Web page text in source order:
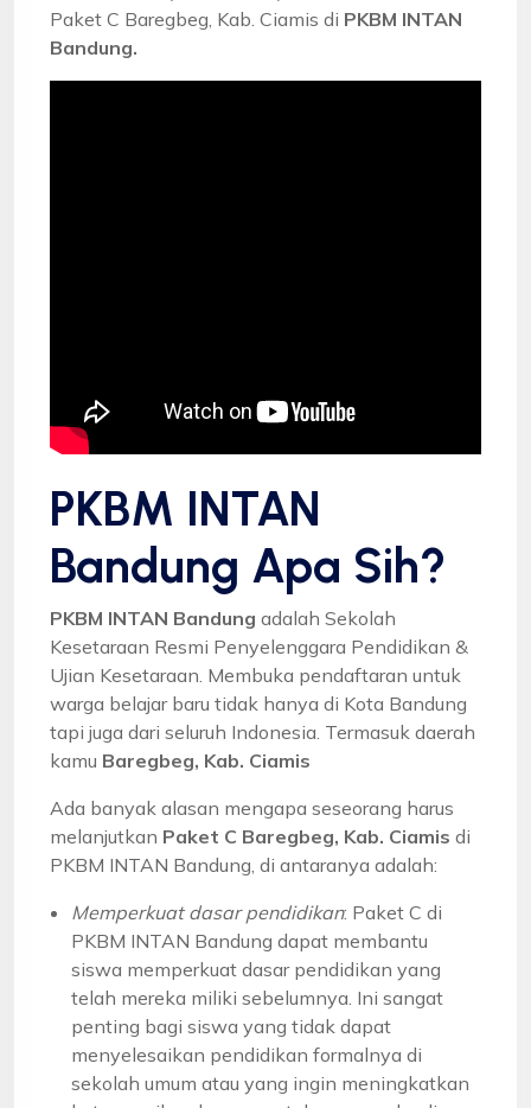
Paket C Baregbeg, Kab. Ciamis di PKBM INTAN
Bandung.
PKBM INTAN
Bandung Apa Sih?
PKBM INTAN Bandung adalah Sekolah
Kesetaraan Resmi Penyelenggara Pendidikan &
Ujian Kesetaraan. Membuka pendaftaran untuk
warga belajar baru tidak hanya di Kota Bandung
tapi juga dari seluruh Indonesia. Termasuk daerah
kamu Baregbeg, Kab. Ciamis
Ada banyak alasan mengapa seseorang harus
melanjutkan Paket C Baregbeg, Kab. Ciamis di
PKBM INTAN Bandung, di antaranya adalah:
Memperkuat dasar pendidikan: Paket C di
PKBM INTAN Bandung dapat membantu
siswa memperkuat dasar pendidikan yang
telah mereka miliki sebelumnya. Ini sangat
penting bagi siswa yang tidak dapat
menyelesaikan pendidikan formalnya di
sekolah umum atau yang ingin meningkatkan